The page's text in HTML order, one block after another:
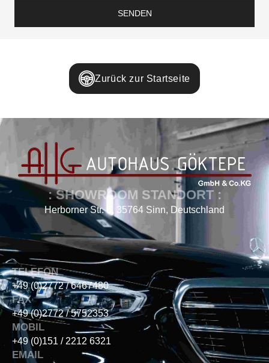
SENDEN
Zurück zur Startseite
: SHOWROOM STANDORT :
Herborner Str. 6, 35764 Sinn, Deutschland
TELEFON
+49 (0)2772 / 6467480
FAX
+49 (0)2772 / 5752353
MOBIL
+49 (0)151 / 2212 6321
EMAIL